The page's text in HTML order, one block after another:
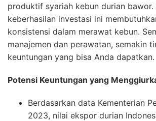
produktif syariah kebun durian bawor.
keberhasilan investasi ini
konsistensi dalam merawat kebun.
manajemen dan perawatan, semakin
keuntungan yang bisa Anda dapatkan.
Potensi Keuntungan yang
Berdasarkan data Kementerian
2023, nilai ekspor durian